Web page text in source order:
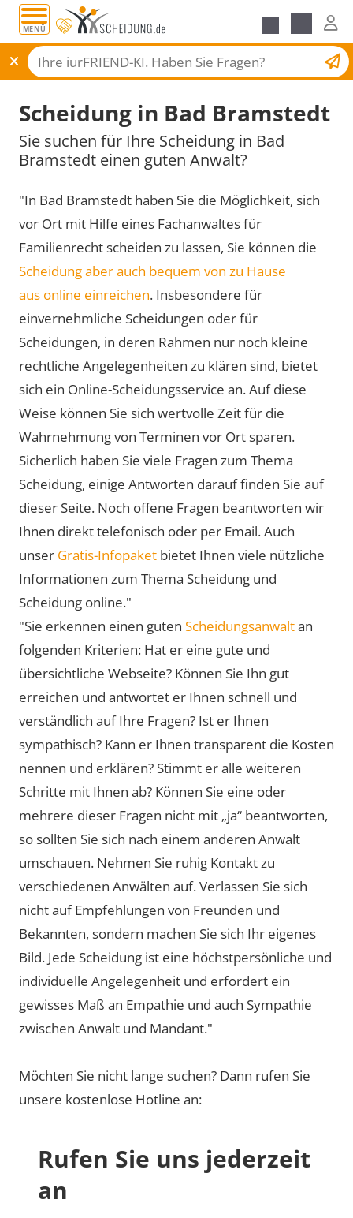
MENÜ
Scheidungsantrag
Scheidung in Bad Bramstedt
Sie suchen für Ihre Scheidung in Bad
Bramstedt einen guten Anwalt?
"In Bad Bramstedt haben Sie die Möglichkeit, sich
vor Ort mit Hilfe eines Fachanwaltes für
Familienrecht scheiden zu lassen, Sie können die
Scheidung aber auch bequem von zu Hause
aus online einreichen. Insbesondere für
einvernehmliche Scheidungen oder für
Scheidungen, in deren Rahmen nur noch kleine
rechtliche Angelegenheiten zu klären sind, bietet
sich ein Online-Scheidungsservice an. Auf diese
Weise können Sie sich wertvolle Zeit für die
Wahrnehmung von Terminen vor Ort sparen.
Sicherlich haben Sie viele Fragen zum Thema
Scheidung, einige Antworten darauf finden Sie auf
dieser Seite. Noch offene Fragen beantworten wir
Ihnen direkt telefonisch oder per Email. Auch
unser Gratis-Infopaket bietet Ihnen viele nützliche
Informationen zum Thema Scheidung und
Scheidung online."
"Sie erkennen einen guten Scheidungsanwaltan
folgenden Kriterien: Hat er eine gute und
übersichtliche Webseite? Können Sie Ihn gut
erreichen und antwortet er Ihnen schnell und
verständlich auf Ihre Fragen? Ist er Ihnen
sympathisch? Kann er Ihnen transparent die Kosten
nennen und erklären? Stimmt er alle weiteren
Schritte mit Ihnen ab? Können Sie eine oder
mehrere dieser Fragen nicht mit „ja“ beantworten,
so sollten Sie sich nach einem anderen Anwalt
umschauen. Nehmen Sie ruhig Kontakt zu
verschiedenen Anwälten auf. Verlassen Sie sich
nicht auf Empfehlungen von Freunden und
Bekannten, sondern machen Sie sich Ihr eigenes
Bild. Jede Scheidung ist eine höchstpersönliche und
individuelle Angelegenheit und erfordert ein
gewisses Maß an Empathie und auch Sympathie
zwischen Anwalt und Mandant."
Möchten Sie nicht lange suchen? Dann rufen Sie
unsere kostenlose Hotline an:
Rufen Sie uns jederzeit
an